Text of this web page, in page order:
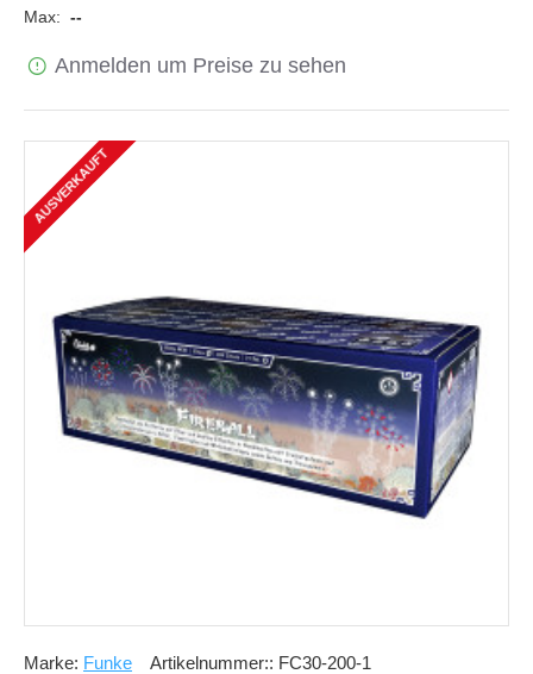
Max: --
Anmelden um Preise zu sehen
AUSVERKAUFT
Marke: Funke Artikelnummer:: FC30-200-1